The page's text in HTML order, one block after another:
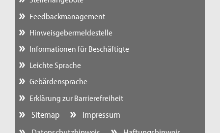
Feedbackmanagement
Hinweisgebermeldestelle
Informationen für Beschäftigte
Leichte Sprache
Gebärdensprache
Erklärung zur Barrierefreiheit
Sitemap
Impressum